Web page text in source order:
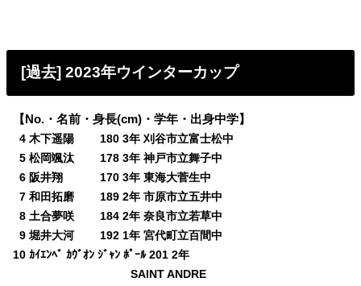
[過去] 2023年ウインターカップ
【No.・名前・身長(cm)・学年・出身中学】
04 木下遥陽 180 3年 刈谷市立富士松中
05 松岡颯汰 178 3年 神戸市立舞子中
06 阪井翔 170 3年 東海大菅生中
07 和田拓磨 189 2年 市原市立五井中
08 土合夢咲 184 2年 奈良市立若草中
09 堀井大河 192 1年 宮代町立百間中
10 ｶｲｴﾝﾍﾞ ｶｳﾞｵﾝ ｼﾞｬﾝ ﾎﾟｰﾙ 201 2年
SAINT ANDRE